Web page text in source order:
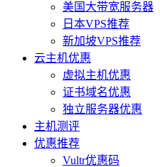
美国大带宽服务器
日本VPS推荐
新加坡VPS推荐
云主机优惠
虚拟主机优惠
证书域名优惠
独立服务器优惠
主机测评
优惠推荐
Vultr优惠码